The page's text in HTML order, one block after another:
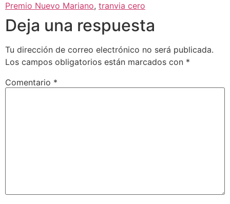
Premio Nuevo Mariano, tranvia cero
Deja una respuesta
Tu dirección de correo electrónico no será publicada.
Los campos obligatorios están marcados con *
Comentario *